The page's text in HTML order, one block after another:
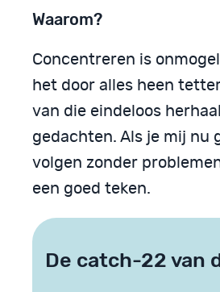
Waarom?
Concentreren is
het door alles heen
van die eindeloos
gedachten. Als je mij nu
volgen zonder
een goed teken.
De catch­-22 van